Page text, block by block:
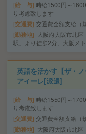
給 与 時給1500円～
り考慮致します
交通費 交通費全額支給（
勤務地
大阪府大阪市北
駅」より徒歩2分、大阪メ
英語を活かす【ザ・
アイーレ[派遣]
給 与 時給1550円～
り考慮致します
交通費 交通費全額支給（
勤務地 大阪府大阪市北